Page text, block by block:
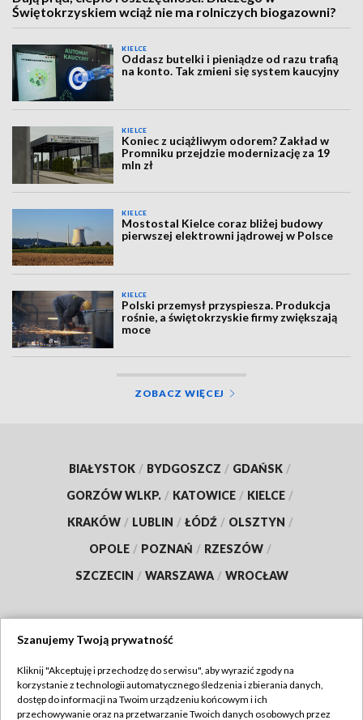
Świętokrzyskiem wciąż nie ma rolniczych biogazowni?
KIELCE
Oddasz butelki i pieniądze od razu trafią
na konto. Tak zmieni się system kaucyjny
KIELCE
Koniec z uciążliwym odorem? Zakład w
Promniku przejdzie modernizację za 19
mln zł
KIELCE
Mostostal Kielce coraz bliżej budowy
pierwszej elektrowni jądrowej w Polsce
KIELCE
Polski przemysł przyspiesza. Produkcja
rośnie, a świętokrzyskie firmy zwiększają
moce
ZOBACZ WIĘCEJ
BIAŁYSTOK / BYDGOSZCZ / GDAŃSK /
GORZÓW WLKP. / KATOWICE / KIELCE /
KRAKÓW / LUBLIN / ŁÓDŹ / OLSZTYN /
OPOLE / POZNAŃ / RZESZÓW /
SZCZECIN / WARSZAWA / WROCŁAW
TVP
Abonament TVP
Szanujemy Twoją prywatność
Kliknij "Akceptuję i przechodzę do serwisu", aby wyrazić zgody na
korzystanie z technologii automatycznego śledzenia i zbierania danych,
dostęp do informacji na Twoim urządzeniu końcowym i ich
przechowywanie oraz na przetwarzanie Twoich danych osobowych przez